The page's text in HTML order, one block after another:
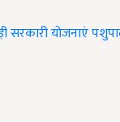
सरकारी योजनाएं